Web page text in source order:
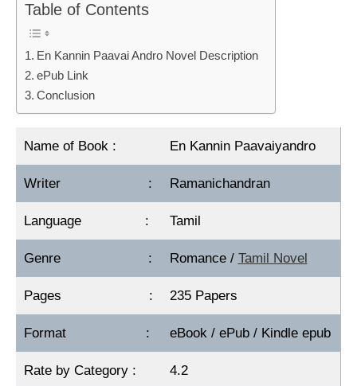
Table of Contents
En Kannin Paavai Andro Novel Description
ePub Link
Conclusion
Name of Book : En Kannin Paavaiyandro
Writer : Ramanichandran
Language : Tamil
Genre : Romance / Tamil Novel
Pages : 235 Papers
Format : eBook / ePub / Kindle epub
Rate by Category : 4.2